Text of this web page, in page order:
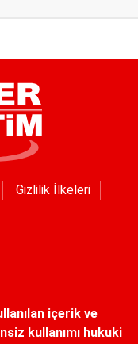
Gizlilik İlkeleri
içerik ve
kullanımı hukuki